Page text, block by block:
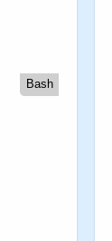
Bash